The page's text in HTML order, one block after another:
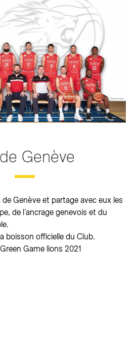
de Genève
Genève et partage avec eux les
de l’ancrage genevois et du
boisson officielle du Club.
Game lions 2021